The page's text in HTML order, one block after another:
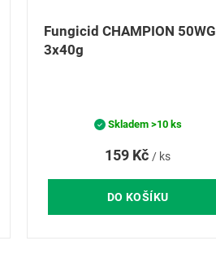
Fungicid CHAMPION 50WG
3x40g
159 Kč / ks
DO KOŠÍKU
Skladem >10 ks